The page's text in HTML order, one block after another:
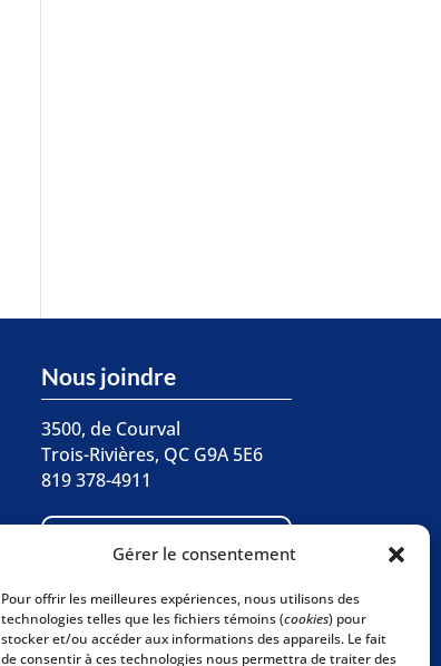
Gérer le consentement
Pour offrir les meilleures expériences, nous utilisons des
technologies telles que les fichiers témoins (cookies) pour
stocker et/ou accéder aux informations des appareils. Le fait
de consentir à ces technologies nous permettra de traiter des
Nous joindre
3500, de Courval
Trois-Rivières, QC G9A 5E6
819 378-4911
Écrivez-nous

Abonnez-vous à
l'infolettre